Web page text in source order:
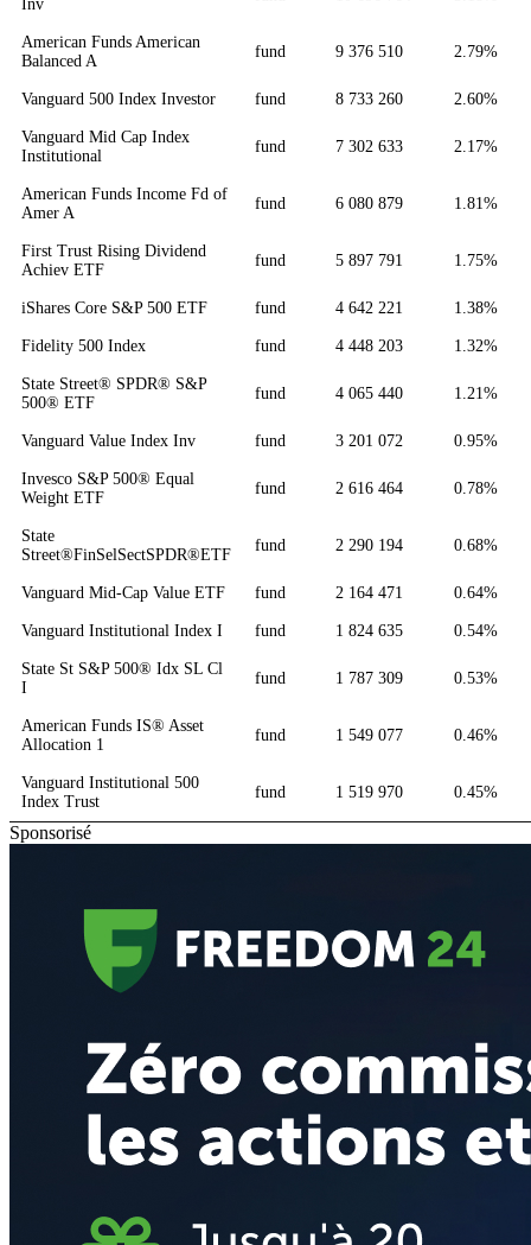
Inv
American Funds American
Balanced A
fund 9 376 510 2.79%
Vanguard 500 Index Investor fund 8 733 260 2.60%
Vanguard Mid Cap Index
Institutional
fund 7 302 633 2.17%
American Funds Income Fd of
Amer A
fund 6 080 879 1.81%
First Trust Rising Dividend
Achiev ETF
fund 5 897 791 1.75%
iShares Core S&P 500 ETF fund 4 642 221 1.38%
Fidelity 500 Index fund 4 448 203 1.32%
State Street® SPDR® S&P
500® ETF
fund 4 065 440 1.21%
Vanguard Value Index Inv fund 3 201 072 0.95%
Invesco S&P 500® Equal
Weight ETF
fund 2 616 464 0.78%
State
Street®FinSelSectSPDR®ETF
fund 2 290 194 0.68%
Vanguard Mid-Cap Value ETF fund 2 164 471 0.64%
Vanguard Institutional Index I fund 1 824 635 0.54%
State St S&P 500® Idx SL Cl
I
fund 1 787 309 0.53%
American Funds IS® Asset
Allocation 1
fund 1 549 077 0.46%
Vanguard Institutional 500
Index Trust
fund 1 519 970 0.45%
Sponsorisé